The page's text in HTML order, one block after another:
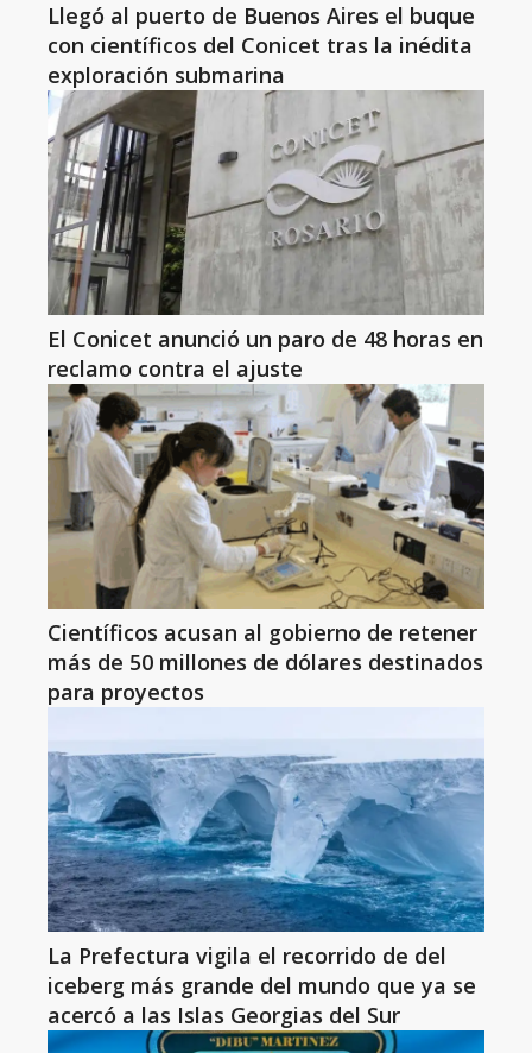
Llegó al puerto de Buenos Aires el buque
con científicos del Conicet tras la inédita
exploración submarina
El Conicet anunció un paro de 48 horas en
reclamo contra el ajuste
Científicos acusan al gobierno de retener
más de 50 millones de dólares destinados
para proyectos
La Prefectura vigila el recorrido de del
iceberg más grande del mundo que ya se
acercó a las Islas Georgias del Sur